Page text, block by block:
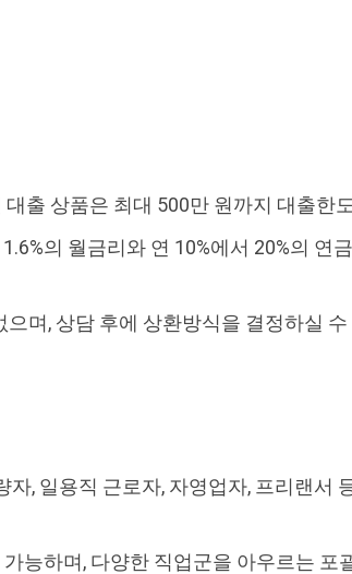
출 상품은 최대 500만 원까지 대출한
의 월금리와 연 10%에서 20%의
며, 상담 후에 상환방식을 결정하실
자, 일용직 근로자, 자영업자, 프리랜서
능하며, 다양한 직업군을 아우르는 포